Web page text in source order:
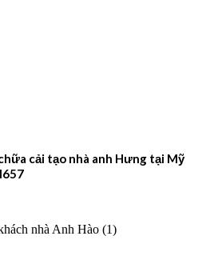
cải tạo nhà anh Hưng tại Mỹ